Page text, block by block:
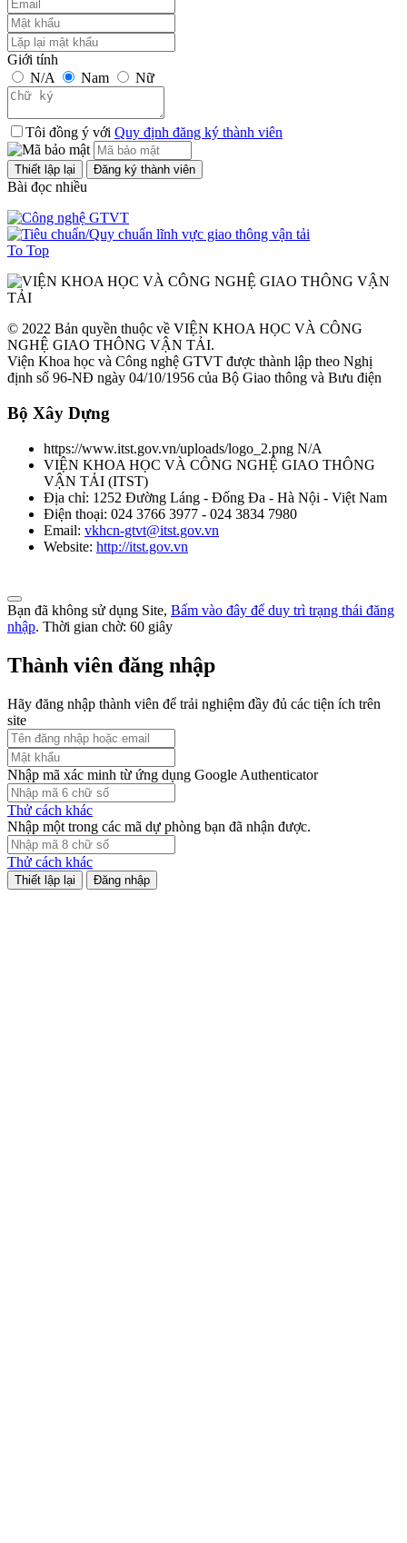
Giới tính
N/A
Nam Nữ
Tôi đồng ý với Quy định đăng ký thành viên
Bài đọc nhiều
To Top
© 2022 Bản quyền thuộc về VIỆN KHOA HỌC VÀ CÔNG
NGHỆ GIAO THÔNG VẬN TẢI.
Viện Khoa học và Công nghệ GTVT được thành lập theo Nghị
định số 96-NĐ ngày 04/10/1956 của Bộ Giao thông và Bưu điện
Bộ Xây Dựng
https://www.itst.gov.vn/uploads/logo_2.png N/A
VIỆN KHOA HỌC VÀ CÔNG NGHỆ GIAO THÔNG
VẬN TẢI (ITST)
Địa chỉ: 1252 Đường Láng - Đống Đa - Hà Nội - Việt Nam
Điện thoại: 024 3766 3977 - 024 3834 7980
Email: vkhcn-gtvt@itst.gov.vn
Website: http://itst.gov.vn
Bạn đã không sử dụng Site, Bấm vào đây để duy trì trạng thái đăng
nhập. Thời gian chờ: 60 giây
Thành viên đăng nhập
Hãy đăng nhập thành viên để trải nghiệm đầy đủ các tiện ích trên
site
Nhập mã xác minh từ ứng dụng Google Authenticator
Thử cách khác
Nhập một trong các mã dự phòng bạn đã nhận được.
Thử cách khác
Đăng nhập